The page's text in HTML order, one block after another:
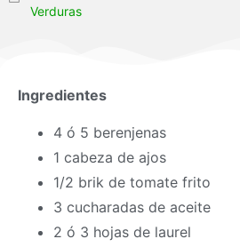
Verduras
Ingredientes
4 ó 5 berenjenas
1 cabeza de ajos
1/2 brik de tomate frito
3 cucharadas de aceite
2 ó 3 hojas de laurel